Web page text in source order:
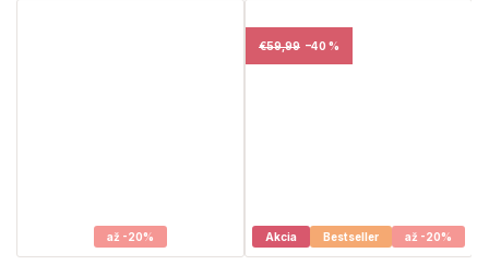
až -20% Akcia Bestseller až -20%
€59,99 –40 %